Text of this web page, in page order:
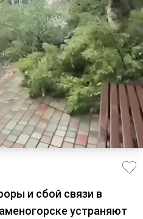
и сбой связи в
устраняют